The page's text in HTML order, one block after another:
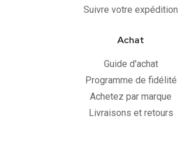
Suivre votre expédition
Achat
Guide d'achat
Programme de fidélité
Achetez par marque
Livraisons et retours